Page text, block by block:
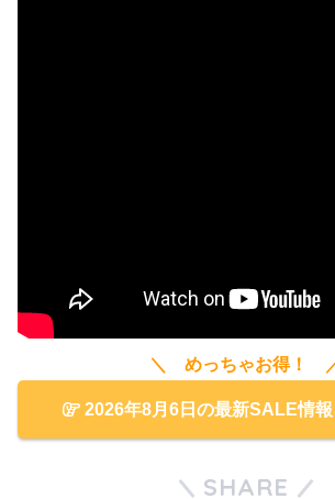
＼ めっちゃお得！
2026年8月6日の最新SALE情
SHARE